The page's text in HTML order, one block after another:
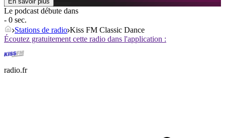
Le podcast débute dans
- 0 sec.
Stations de radio Kiss FM Classic Dance
Écoutez gratuitement cette radio dans l'application :
radio.fr